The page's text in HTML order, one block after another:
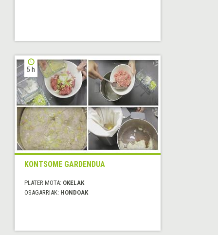
5 h
KONTSOME GARDENDUA
PLATER MOTA: OKELAK
OSAGARRIAK: HONDOAK